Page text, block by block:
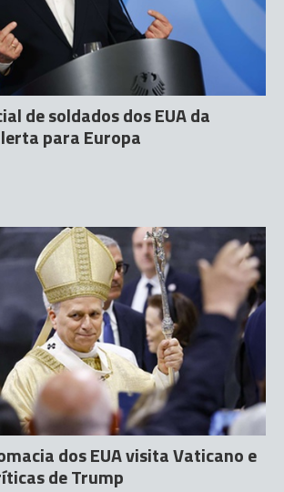
de soldados dos EUA da
para Europa
dos EUA visita Vaticano e
de Trump